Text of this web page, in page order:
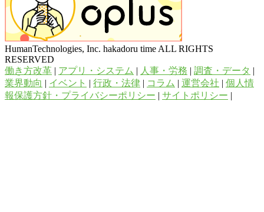
HumanTechnologies, Inc. hakadoru time ALL RIGHTS
RESERVED
働き方改革 | アプリ・システム | 人事・労務 | 調査・データ |
業界動向 | イベント | 行政・法律 | コラム | 運営会社 | 個人情
報保護方針・プライバシーポリシー | サイトポリシー |